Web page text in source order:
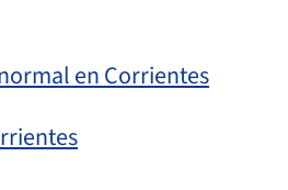
en Corrientes